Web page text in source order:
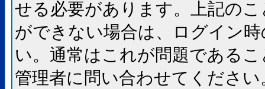
せる必要があります。上記の
ができない場合は、ログイン
い。通常はこれが問題である
管理者に問い合わせてください